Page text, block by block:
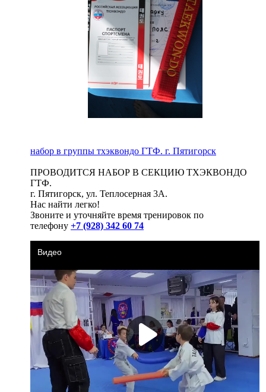
набор в группы тхэквондо ГТФ. г. Пятигорск
ПРОВОДИТСЯ НАБОР В СЕКЦИЮ ТХЭКВОНДО
ГТФ.
г. Пятигорск, ул. Теплосерная 3А.
Нас найти легко!
Звоните и уточняйте время тренировок по
телефону +7 (928) 342 60 74